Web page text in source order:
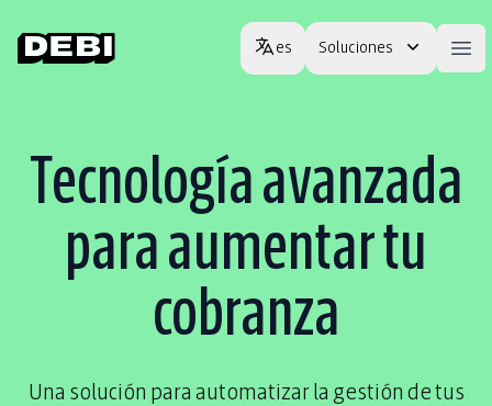
Open options
es Soluciones
Tecnología avanzada
para aumentar tu
cobranza
Una solución para automatizar la gestión de tus